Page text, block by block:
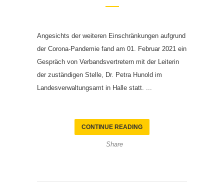
Angesichts der weiteren Einschränkungen aufgrund
der Corona-Pandemie fand am 01. Februar 2021 ein
Gespräch von Verbandsvertretern mit der Leiterin
der zuständigen Stelle, Dr. Petra Hunold im
Landesverwaltungsamt in Halle statt. ...
CONTINUE READING
Share